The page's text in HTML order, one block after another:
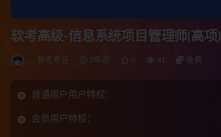
软考高级-信息系统项目管理师(高项)
软考考证 3年前 0 41 免费
普通用户用户特权：
会员用户特权：